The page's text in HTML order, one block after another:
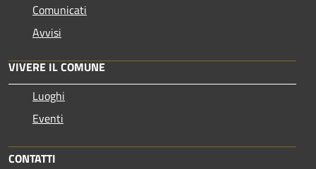
Comunicati
Avvisi
VIVERE IL COMUNE
Luoghi
Eventi
CONTATTI